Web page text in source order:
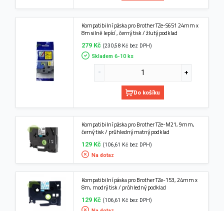
Kompatibilní páska pro Brother TZe-S651 24mm x
8m silně lepící , černý tisk / žlutý podklad
279 Kč (230,58 Kč bez DPH)
Skladem 6-10 ks
Do košíku
Kompatibilní páska pro Brother TZe-M21, 9mm,
černý tisk / průhledný matný podklad
129 Kč (106,61 Kč bez DPH)
Na dotaz
Kompatibilní páska pro Brother TZe-153, 24mm x
8m, modrý tisk / průhledný podklad
129 Kč (106,61 Kč bez DPH)